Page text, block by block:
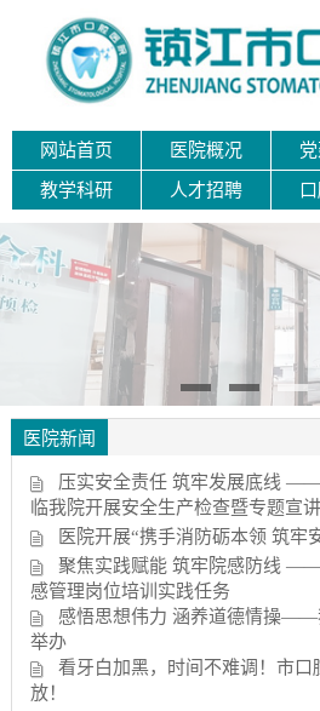
网站首页 医院概况
教学科研 人才招聘
医院新闻
压实安全责任 筑牢发展底线
临我院开展安全生产检查暨专题宣讲
医院开展“携手消防砺本领 筑牢
聚焦实践赋能 筑牢院感防线
感管理岗位培训实践任务
感悟思想伟力 涵养道德情操——
举办
看牙白加黑，时间不难调！市口
放！